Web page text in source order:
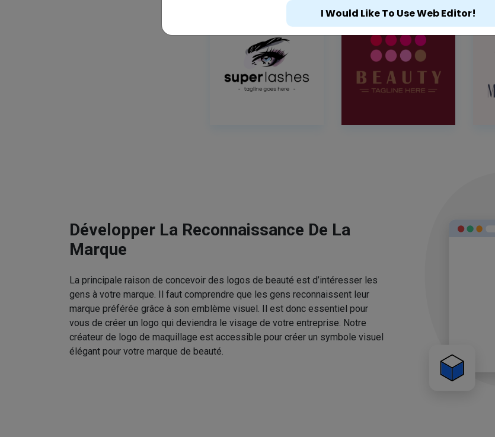
Développer La Reconnaissance De La
Marque
La principale raison de concevoir des logos de beauté est d’intéresser les
gens à votre marque. Il faut comprendre que les gens reconnaissent leur
marque préférée grâce à son emblème visuel. Il est donc essentiel pour
vous de créer un logo qui deviendra le visage de votre entreprise. Notre
créateur de logo de maquillage est accessible pour créer un symbole visuel
élégant pour votre marque de beauté.
I Would Like To Use Web Editor!